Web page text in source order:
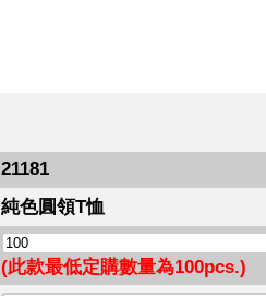
21181
純色圓領T恤
(此款最低定購數量為100pcs.)